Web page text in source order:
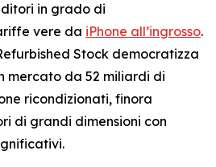
in grado di
vere da iPhone all’ingrosso.
Stock democratizza
mercato da 52 miliardi di
ricondizionati, finora
di grandi dimensioni con